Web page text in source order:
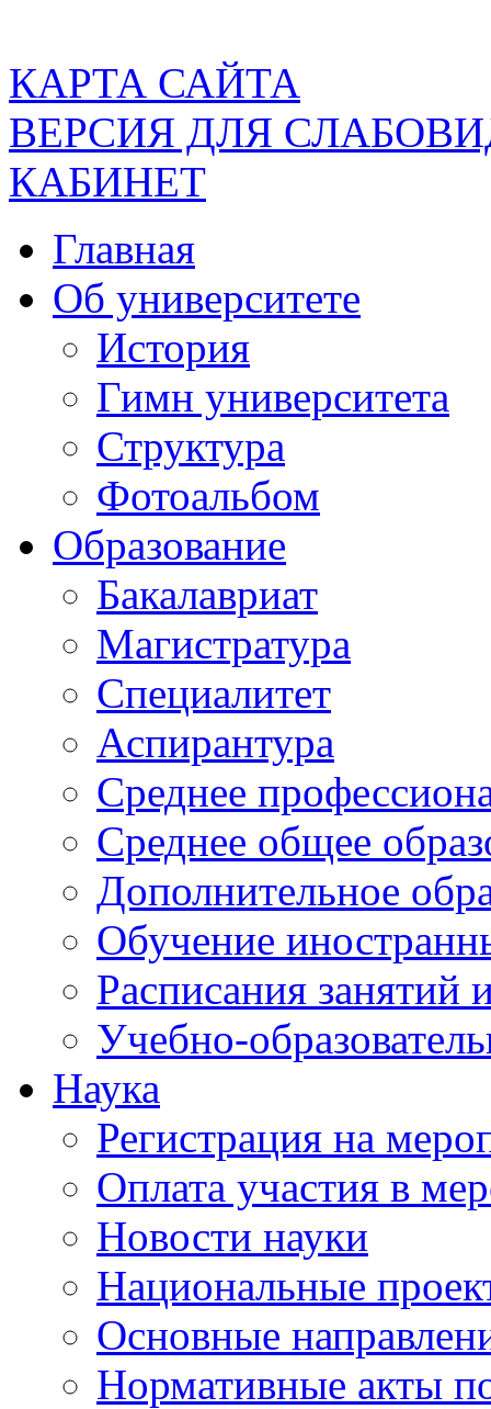
КАРТА САЙТА
ВЕРСИЯ ДЛЯ
КАБИНЕТ
Главная
Об университете
История
Гимн университета
Структура
Фотоальбом
Образование
Бакалавриат
Магистратура
Специалитет
Аспирантура
Среднее
Среднее общее
Дополнительное
Обучение
Расписания занятий
Учебно-
Наука
Регистрация на
Оплата участия в
Новости науки
Национальные
Основные
Нормативные акты